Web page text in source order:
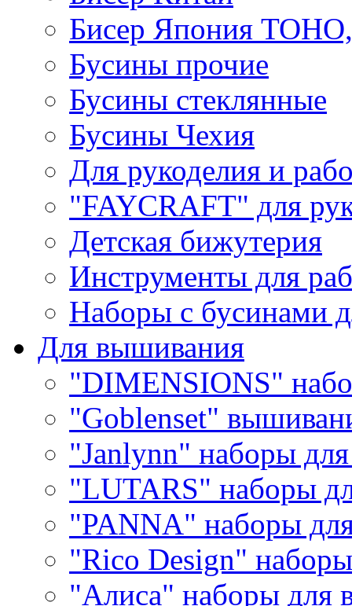
Бисер Япония
Бусины прочие
Бусины стеклянные
Бусины Чехия
Для рукоделия и
"FAYCRAFT" для
Детская бижутерия
Инструменты для
Наборы с бусинами
Для вышивания
"DIMENSIONS"
"Goblenset"
"Janlynn" наборы
"LUTARS" наборы
"PANNA" наборы
"Rico Design"
"Алиса" наборы для